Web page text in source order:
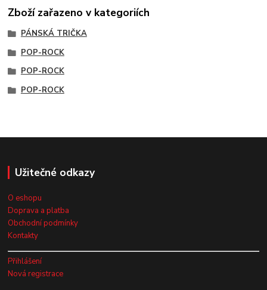
Zboží zařazeno v kategoriích
PÁNSKÁ TRIČKA
POP-ROCK
POP-ROCK
POP-ROCK
Užitečné odkazy
O eshopu
Doprava a platba
Obchodní podmínky
Kontakty
Přihlášení
Nová registrace